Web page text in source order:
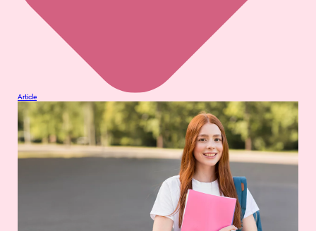
Article